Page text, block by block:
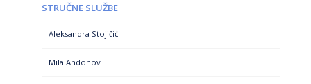
STRUČNE SLUŽBE
Aleksandra Stojičić
Mila Andonov